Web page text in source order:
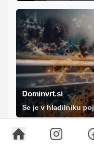
Dominvrt.si
Se je v hladilniku